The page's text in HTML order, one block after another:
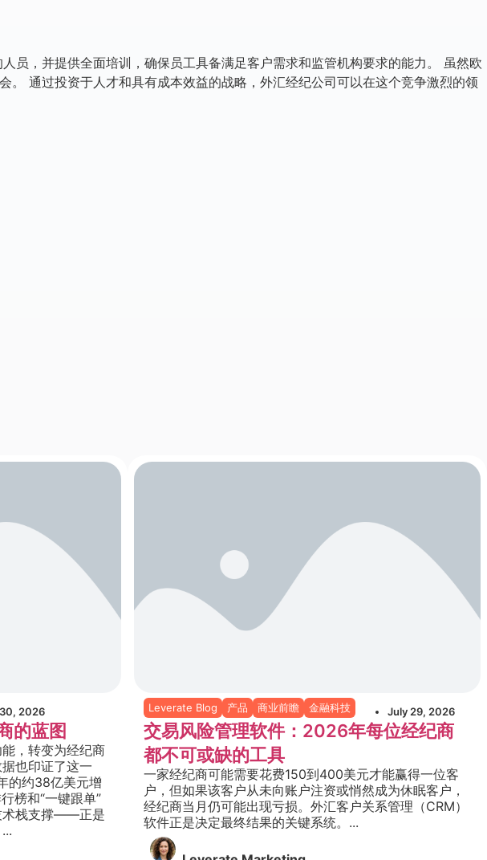
员，并提供全面培训，确保员工具备满足客户需求和监管机构要求的能力。 虽然欧
通过投资于人才和具有成本效益的战略，外汇经纪公司可以在这个竞争激烈的领
2026
的蓝图
，转变为经纪商
也印证了这一
的约38亿美元增
榜和“一键跟单”
术栈支撑——正是
Leverate Blog 产品 商业前瞻 金融科技 July 29, 2026
交易风险管理软件：2026年每位经纪商
都不可或缺的工具
一家经纪商可能需要花费150到400美元才能赢得一位客
户，但如果该客户从未向账户注资或悄然成为休眠客户，
经纪商当月仍可能出现亏损。外汇客户关系管理（CRM）
软件正是决定最终结果的关键系统。...